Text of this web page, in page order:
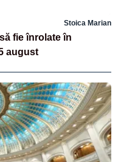
Stoica Marian
fie înrolate în
august